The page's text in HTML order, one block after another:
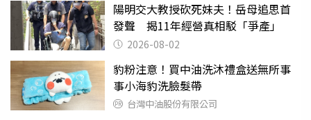
陽明交大教授砍死妹夫！岳母追思首
發聲 揭11年經營真相駁「爭產」
2026-08-02
豹粉注意！買中油洗沐禮盒送無所事
事小海豹洗臉髮帶
台灣中油股份有限公司